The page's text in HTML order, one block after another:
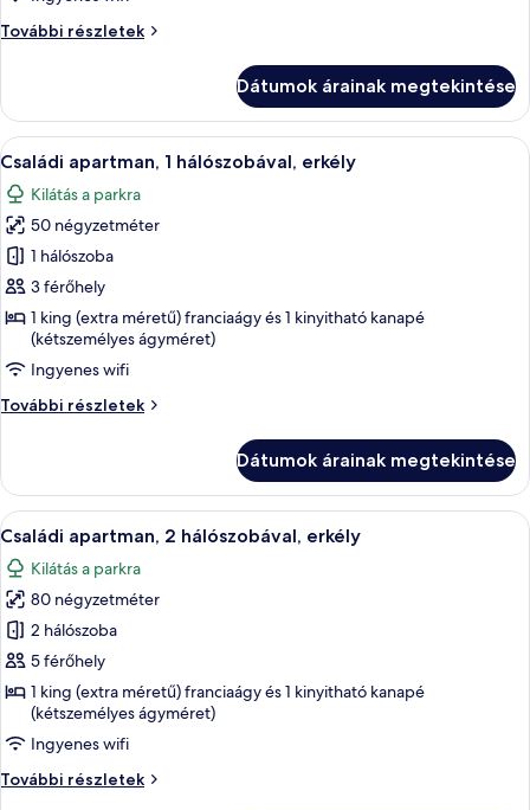
erkély
További részletek
Standard
részletei
Dátumok árainak megtekintése
A
következő
szoba
összes
képének
megtekintése:
Családi
apartman,
1
hálószobával,
erkély
Egy modern nappali, melynek
8
Családi apartman, 1 hálószobával, erkély
Kilátás a parkra
50 négyzetméter
1 hálószoba
3 férőhely
1 king (extra méretű) franciaágy és 1 kinyitható kanapé
(kétszemélyes ágyméret)
Ingyenes wifi
További részletek
Családi
erkély
további
részletei
Dátumok árainak megtekintése
A
következő
szoba
összes
képének
megtekintése:
Családi
apartman,
2
hálószobával,
erkély
Egy modern nappali, amelyben van
11
Családi apartman, 2 hálószobával, erkély
Kilátás a parkra
80 négyzetméter
2 hálószoba
5 férőhely
1 king (extra méretű) franciaágy és 1 kinyitható kanapé
(kétszemélyes ágyméret)
Ingyenes wifi
További részletek
Családi